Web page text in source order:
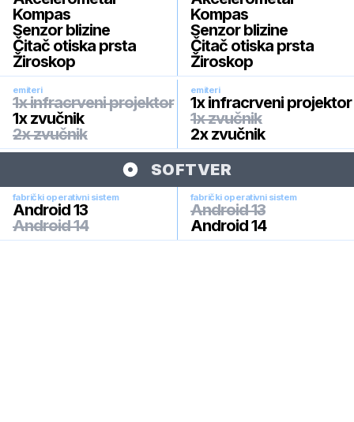
Kompas
Senzor blizine
Čitač otiska prsta
Žiroskop
Kompas
Senzor blizine
Čitač otiska prsta
Žiroskop
emiteri
1x infracrveni projektor
1x zvučnik
2x zvučnik
emiteri
1x infracrveni projektor
1x zvučnik
2x zvučnik
SOFTVER
fabrički operativni sistem
Android 13
Android 14
fabrički operativni sistem
Android 13
Android 14